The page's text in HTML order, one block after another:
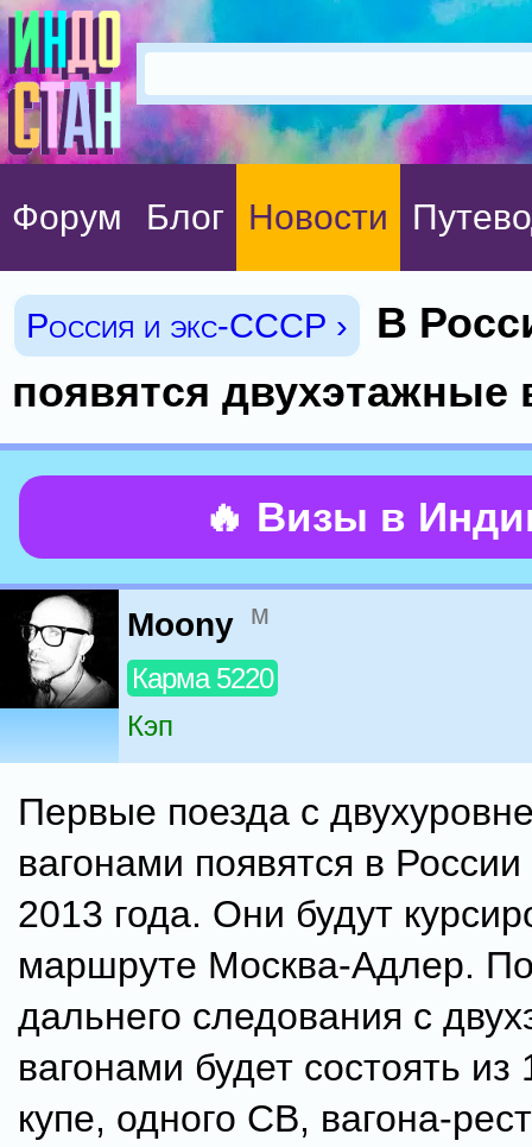
Форум Блог Новости
Россия и экс-СССР ›
В
появятся двухэтажные
🔥 Визы в
Moony м
Карма 5220
Кэп
Первые поезда с
вагонами появятся в
2013 года. Они будут
маршруте Москва-Адлер.
дальнего следования с
вагонами будет состоять из
купе, одного СВ, вагона-